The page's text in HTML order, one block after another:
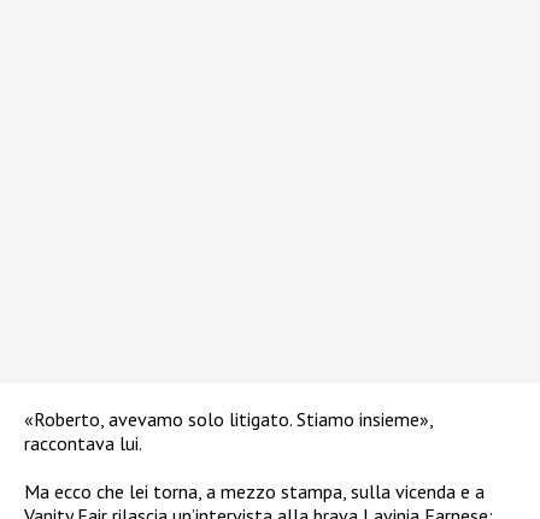
«Roberto, avevamo solo litigato. Stiamo insieme»,
raccontava lui.
Ma ecco che lei torna, a mezzo stampa, sulla vicenda e a